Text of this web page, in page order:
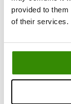
provided to
of their services.
Tutto sul tuo
acquistate
pagamento più
seconda della
Klarna e